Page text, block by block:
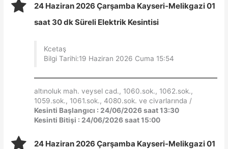
24 Haziran 2026 Çarşamba Kayseri-Melikgazi 01
saat 30 dk Süreli Elektrik Kesintisi
Kcetaş
Bilgi Tarihi:19 Haziran 2026 Cuma 15:54
altınoluk mah. veysel cad., 1060.sok., 1062.sok.,
1059.sok., 1061.sok., 4080.sok. ve civarlarında /
Kesinti Başlangıcı : 24/06/2026 saat 13:30
Kesinti Bitişi : 24/06/2026 saat 15:00
24 Haziran 2026 Çarşamba Kayseri-Melikgazi 01